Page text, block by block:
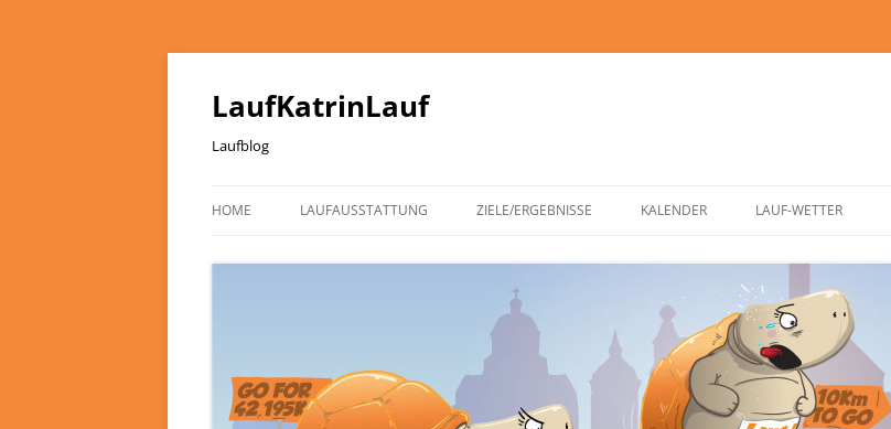
LaufKatrinLauf
Laufblog
Inhalt
HOME LAUFAUSSTATTUNG ZIELE/ERGEBNISSE KALENDER LAUF-WETTER